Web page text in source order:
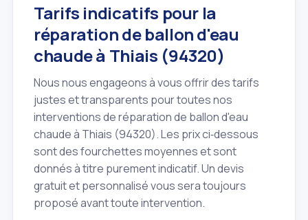
Tarifs indicatifs pour la
réparation de ballon d'eau
chaude à Thiais (94320)
Nous nous engageons à vous offrir des tarifs
justes et transparents pour toutes nos
interventions de réparation de ballon d'eau
chaude à Thiais (94320). Les prix ci‑dessous
sont des fourchettes moyennes et sont
donnés à titre purement indicatif. Un devis
gratuit et personnalisé vous sera toujours
proposé avant toute intervention.